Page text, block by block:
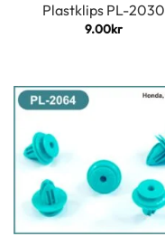
Plastklips PL-2030
9.00kr